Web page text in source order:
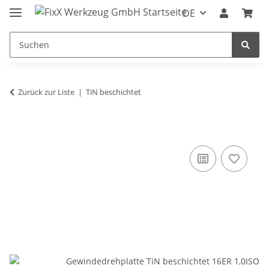
DE
Zurück zur Liste TiN beschichtet